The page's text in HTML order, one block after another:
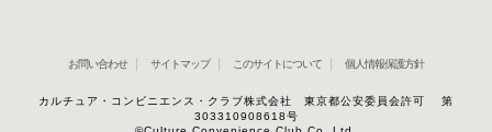
お問い合わせ サイトマップ このサイトについて 個人情報保護方針
カルチュア・コンビニエンス・クラブ株式会社 東京都公安委員会許可 第
303310908618号